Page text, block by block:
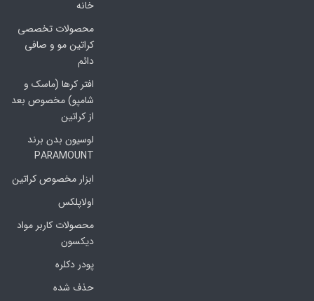
خانه
محصولات تخصصی
کراتین مو و صافی
دائم
افتر کرها (ماسک و
شامپو) مخصوص بعد
از کراتین
لوسیون بدن برند
PARAMOUNT
ابزار مخصوص کراتین
اولاپلکس
محصولات کاربر مواد
دیکسون
پودر دکلره
حذف شده